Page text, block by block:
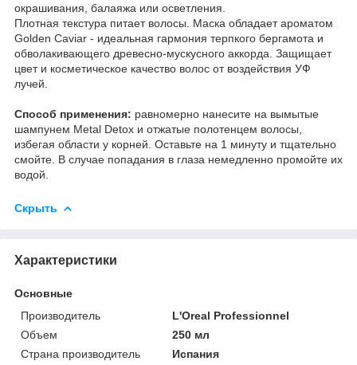
окрашивания, балаяжа или осветления.
Плотная текстура питает волосы. Маска обладает ароматом
Golden Caviar - идеальная гармония терпкого бергамота и
обволакивающего древесно-мускусного аккорда. Защищает
цвет и косметическое качество волос от воздействия УФ
лучей.
Способ применения: равномерно нанесите на вымытые
шампунем Metal Detox и отжатые полотенцем волосы,
избегая области у корней. Оставьте на 1 минуту и тщательно
смойте. В случае попадания в глаза немедленно промойте их
водой.
Скрыть
Характеристики
Основные
Производитель
L'Oreal Professionnel
Объем
250 мл
Страна производитель
Испания